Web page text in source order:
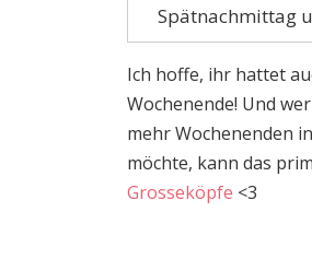
Spätnachmittag
Ich hoffe, ihr hattet
Wochenende! Und
mehr Wochenenden
möchte, kann das
Grosseköpfe <3